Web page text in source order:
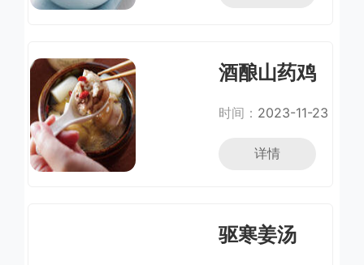
酒酿山药鸡
时间： 2023-11-23
详情
驱寒姜汤